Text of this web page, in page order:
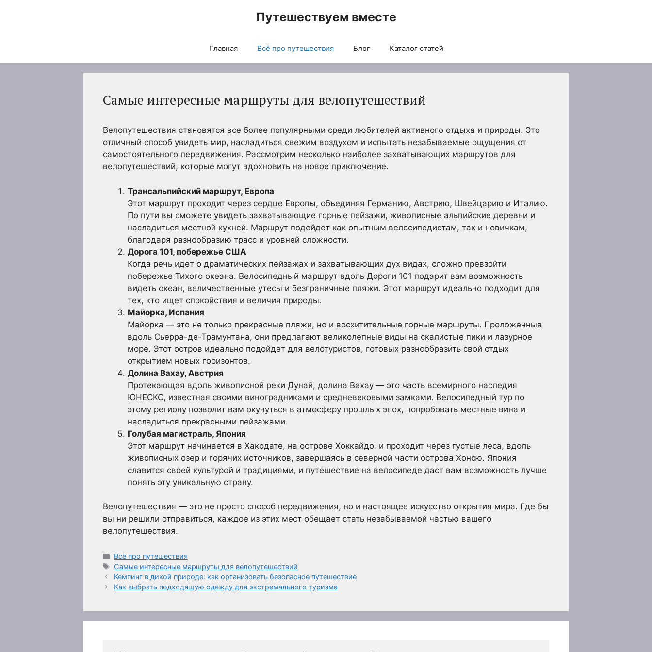
Путешествуем вместе
Главная Всё про путешествия Блог Каталог статей
Самые интересные маршруты для велопутешествий
Велопутешествия становятся все более популярными среди любителей активного отдыха и природы. Это
отличный способ увидеть мир, насладиться свежим воздухом и испытать незабываемые ощущения от
самостоятельного передвижения. Рассмотрим несколько наиболее захватывающих маршрутов для
велопутешествий, которые могут вдохновить на новое приключение.
Трансальпийский маршрут, Европа
Этот маршрут проходит через сердце Европы, объединяя Германию, Австрию, Швейцарию и Италию.
По пути вы сможете увидеть захватывающие горные пейзажи, живописные альпийские деревни и
насладиться местной кухней. Маршрут подойдет как опытным велосипедистам, так и новичкам,
благодаря разнообразию трасс и уровней сложности.
Дорога 101, побережье США
Когда речь идет о драматических пейзажах и захватывающих дух видах, сложно превзойти
побережье Тихого океана. Велосипедный маршрут вдоль Дороги 101 подарит вам возможность
видеть океан, величественные утесы и безграничные пляжи. Этот маршрут идеально подходит для
тех, кто ищет спокойствия и величия природы.
Майорка, Испания
Майорка — это не только прекрасные пляжи, но и восхитительные горные маршруты. Проложенные
вдоль Сьерра-де-Трамунтана, они предлагают великолепные виды на скалистые пики и лазурное
море. Этот остров идеально подойдет для велотуристов, готовых разнообразить свой отдых
открытием новых горизонтов.
Долина Вахау, Австрия
Протекающая вдоль живописной реки Дунай, долина Вахау — это часть всемирного наследия
ЮНЕСКО, известная своими виноградниками и средневековыми замками. Велосипедный тур по
этому региону позволит вам окунуться в атмосферу прошлых эпох, попробовать местные вина и
насладиться прекрасными пейзажами.
Голубая магистраль, Япония
Этот маршрут начинается в Хакодате, на острове Хоккайдо, и проходит через густые леса, вдоль
живописных озер и горячих источников, завершаясь в северной части острова Хонсю. Япония
славится своей культурой и традициями, и путешествие на велосипеде даст вам возможность лучше
понять эту уникальную страну.
Велопутешествия — это не просто способ передвижения, но и настоящее искусство открытия мира. Где бы
вы ни решили отправиться, каждое из этих мест обещает стать незабываемой частью вашего
велопутешествия.
Рубрики
Всё про путешествия
Метки
Самые интересные маршруты для велопутешествий
Кемпинг в дикой природе: как организовать безопасное путешествие
Как выбрать подходящую одежду для экстремального туризма